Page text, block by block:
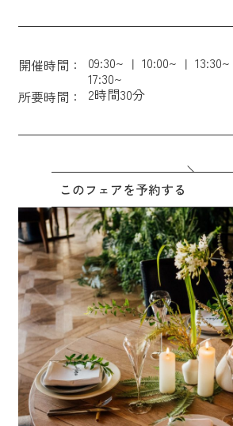
開催時間： 09:30~ 10:00~ 13:30~
17:30~
所要時間：
2時間30分
このフェアを予約する